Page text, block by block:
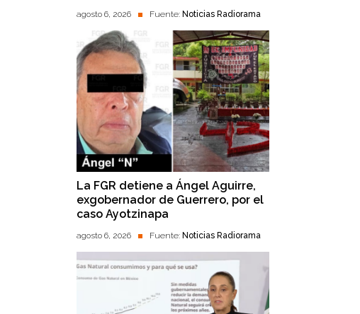
agosto 6, 2026 Fuente: Noticias Radiorama
La FGR detiene a Ángel Aguirre,
exgobernador de Guerrero, por el
caso Ayotzinapa
agosto 6, 2026 Fuente: Noticias Radiorama